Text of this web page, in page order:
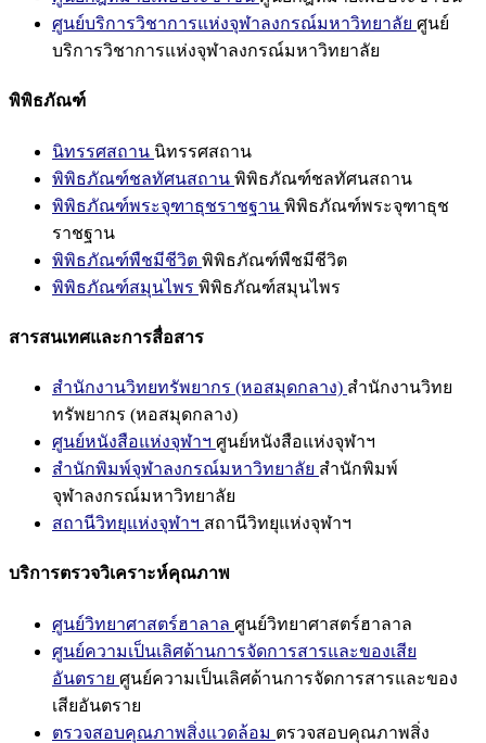
ศูนย์บริการวิชาการแห่งจุฬาลงกรณ์มหาวิทยาลัย ศูนย์
บริการวิชาการแห่งจุฬาลงกรณ์มหาวิทยาลัย
พิพิธภัณฑ์
นิทรรศสถาน นิทรรศสถาน
พิพิธภัณฑ์ชลทัศนสถาน พิพิธภัณฑ์ชลทัศนสถาน
พิพิธภัณฑ์พระจุฑาธุชราชฐาน พิพิธภัณฑ์พระจุฑาธุช
ราชฐาน
พิพิธภัณฑ์พืชมีชีวิต พิพิธภัณฑ์พืชมีชีวิต
พิพิธภัณฑ์สมุนไพร พิพิธภัณฑ์สมุนไพร
สารสนเทศและการสื่อสาร
สำนักงานวิทยทรัพยากร (หอสมุดกลาง) สำนักงานวิทย
ทรัพยากร (หอสมุดกลาง)
ศูนย์หนังสือแห่งจุฬาฯ ศูนย์หนังสือแห่งจุฬาฯ
สำนักพิมพ์จุฬาลงกรณ์มหาวิทยาลัย สำนักพิมพ์
จุฬาลงกรณ์มหาวิทยาลัย
สถานีวิทยุแห่งจุฬาฯ สถานีวิทยุแห่งจุฬาฯ
บริการตรวจวิเคราะห์คุณภาพ
ศูนย์วิทยาศาสตร์ฮาลาล ศูนย์วิทยาศาสตร์ฮาลาล
ศูนย์ความเป็นเลิศด้านการจัดการสารและของเสีย
อันตราย ศูนย์ความเป็นเลิศด้านการจัดการสารและของ
เสียอันตราย
ตรวจสอบคุณภาพสิ่งแวดล้อม ตรวจสอบคุณภาพสิ่ง